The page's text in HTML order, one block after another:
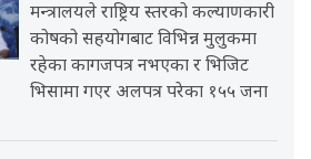
मन्त्रालयले राष्ट्रिय स्तरको कल्याणकारी
कोषको सहयोगबाट विभिन्न मुलुकमा
रहेका कागजपत्र नभएका र भिजिट
भिसामा गएर अलपत्र परेका १५५ जना